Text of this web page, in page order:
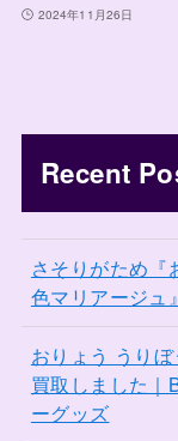
2024年11月26日
Recent
さそりがため『
色マリアージュ
おりょう うり
買取しました｜
ーグッズ